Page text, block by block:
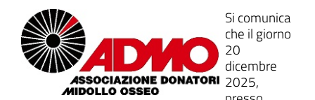
Si comunica
che il giorno
20
dicembre
2025,